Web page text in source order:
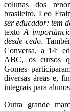
colunas dos
brasileiro, Leo
ser educador: tem
textoA
desde cedo.
Conversa, a 14ª
ABC, os cursos
Gomes
diversas áreas e,
integrais para
Outra grande